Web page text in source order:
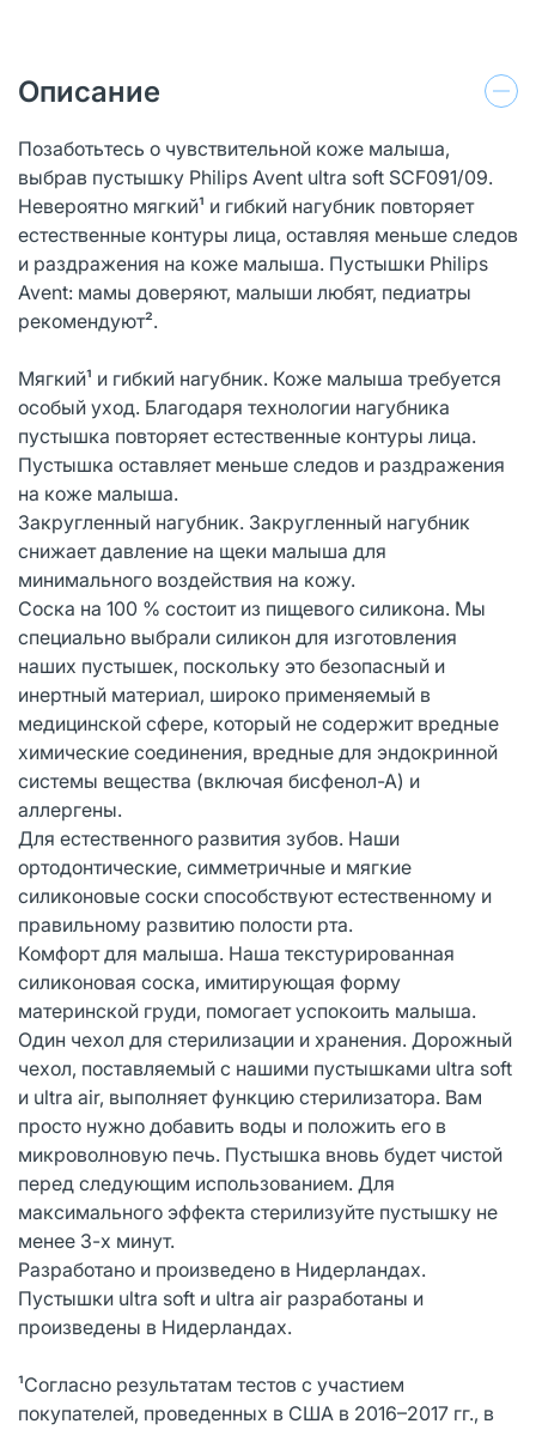
Описание
Позаботьтесь о чувствительной коже малыша,
выбрав пустышку Philips Avent ultra soft SCF091/09.
Невероятно мягкий¹ и гибкий нагубник повторяет
естественные контуры лица, оставляя меньше следов
и раздражения на коже малыша. Пустышки Philips
Avent: мамы доверяют, малыши любят, педиатры
рекомендуют².
Мягкий¹ и гибкий нагубник. Коже малыша требуется
особый уход. Благодаря технологии нагубника
пустышка повторяет естественные контуры лица.
Пустышка оставляет меньше следов и раздражения
на коже малыша.
Закругленный нагубник. Закругленный нагубник
снижает давление на щеки малыша для
минимального воздействия на кожу.
Соска на 100 % состоит из пищевого силикона. Мы
специально выбрали силикон для изготовления
наших пустышек, поскольку это безопасный и
инертный материал, широко применяемый в
медицинской сфере, который не содержит вредные
химические соединения, вредные для эндокринной
системы вещества (включая бисфенол-А) и
аллергены.
Для естественного развития зубов. Наши
ортодонтические, симметричные и мягкие
силиконовые соски способствуют естественному и
правильному развитию полости рта.
Комфорт для малыша. Наша текстурированная
силиконовая соска, имитирующая форму
материнской груди, помогает успокоить малыша.
Один чехол для стерилизации и хранения. Дорожный
чехол, поставляемый с нашими пустышками ultra soft
и ultra air, выполняет функцию стерилизатора. Вам
просто нужно добавить воды и положить его в
микроволновую печь. Пустышка вновь будет чистой
перед следующим использованием. Для
максимального эффекта стерилизуйте пустышку не
менее 3-х минут.
Разработано и произведено в Нидерландах.
Пустышки ultra soft и ultra air разработаны и
произведены в Нидерландах.
¹Согласно результатам тестов с участием
покупателей, проведенных в США в 2016–2017 гг., в